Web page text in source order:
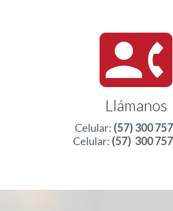
contact_phone
Llámanos
Celular: (57) 300
Celular: (57) 300